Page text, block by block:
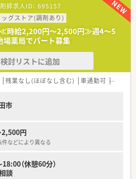
師求人ID： 695157
ッグストア(調剤あり)
時給2,200円～2,500円≫週4～5
薬局でパート募集
検討リストに追加
残業なし(ほぼなし含む) 車通勤可 高時給
市
円
などにより異なる
（休憩60分）
談